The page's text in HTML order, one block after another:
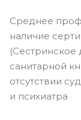
Среднее
наличие
(Сестринское
санитарной
отсутствии
и психиатра